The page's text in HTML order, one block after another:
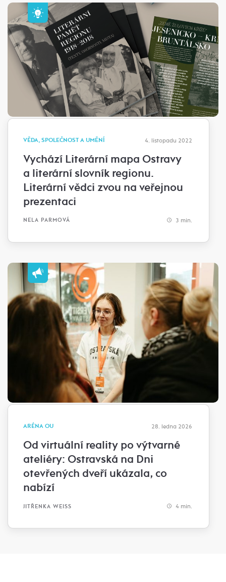
VĚDA, SPOLEČNOST A UMĚNÍ 4. listopadu 2022
Vychází Literární mapa Ostravy
a literární slovník regionu.
Literární vědci zvou na veřejnou
prezentaci
NELA PARMOVÁ 3 min.
ARÉNA OU 28. ledna 2026
Od virtuální reality po výtvarné
ateliéry: Ostravská na Dni
otevřených dveří ukázala, co
nabízí
JITŘENKA WEISS 4 min.